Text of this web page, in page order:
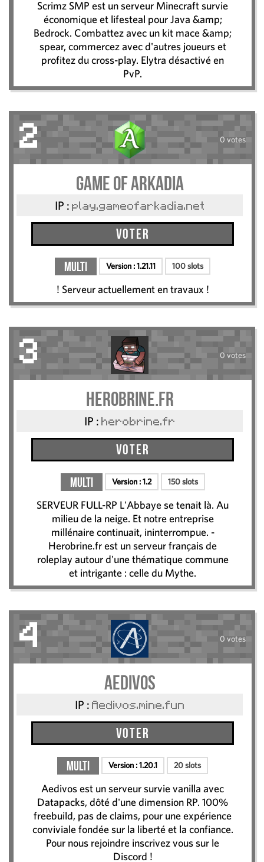
Scrimz SMP est un serveur Minecraft survie
économique et lifesteal pour Java &amp;
Bedrock. Combattez avec un kit mace &amp;
spear, commercez avec d'autres joueurs et
profitez du cross-play. Elytra désactivé en
PvP.
2 0 votes
Game Of Arkadia
IP : play.gameofarkadia.net
Voter
Multi Version :1.21.11 100 slots
! Serveur actuellement en travaux !
3 0 votes
Herobrine.fr
IP : herobrine.fr
Voter
Multi Version :1.2 150 slots
SERVEUR FULL-RP L'Abbaye se tenait là. Au
milieu de la neige. Et notre entreprise
millénaire continuait, ininterrompue. -
Herobrine.fr est un serveur français de
roleplay autour d'une thématique commune
et intrigante : celle du Mythe.
4 0 votes
Aedivos
IP : Aedivos.mine.fun
Voter
Multi Version :1.20.1 20 slots
Aedivos est un serveur survie vanilla avec
Datapacks, dôté d'une dimension RP. 100%
freebuild, pas de claims, pour une expérience
conviviale fondée sur la liberté et la confiance.
Pour nous rejoindre inscrivez vous sur le
Discord !